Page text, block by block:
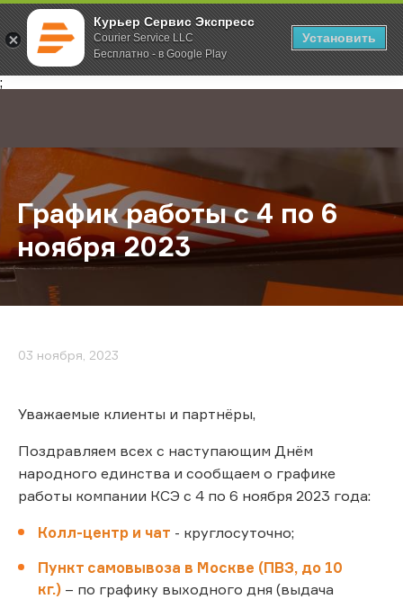
Курьер Сервис Экспресс
Courier Service LLC
Бесплатно - в Google Play
Установить
;
Главная О компании Новости График работы с 4 по 6 ноября
График работы с 4 по 6
ноября 2023
03 ноября, 2023
Уважаемые клиенты и партнёры,
Поздравляем всех с наступающим Днём
народного единства и сообщаем о графике
работы компании КСЭ с 4 по 6 ноября 2023 года:
Колл-центр и чат - круглосуточно;
Пункт самовывоза в Москве (ПВЗ, до 10
кг.) – по графику выходного дня (выдача